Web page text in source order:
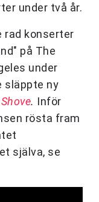
under två år.
rad konserter
på The
under
släppte ny
. Inför
rösta fram
själva, se